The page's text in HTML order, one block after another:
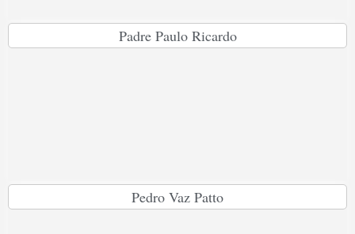
Padre Paulo Ricardo
Pedro Vaz Patto